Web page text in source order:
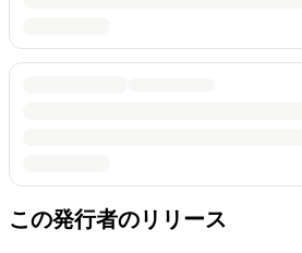
この発行者のリリース